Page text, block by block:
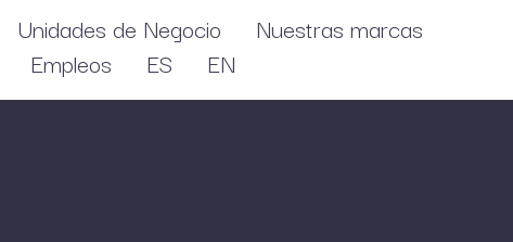
Unidades de Negocio
Nuestras marcas
Empleos ES EN